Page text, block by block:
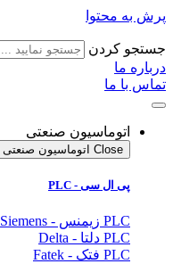
پرش به محتوا
جستجو کردن
درباره ما
تماس با ما
اتوماسیون صنعتی
Close اتوماسیون صنعتی
پی ال سی - PLC
PLC زیمنس - Siemens
PLC دلتا - Delta
PLC فتک - Fatek